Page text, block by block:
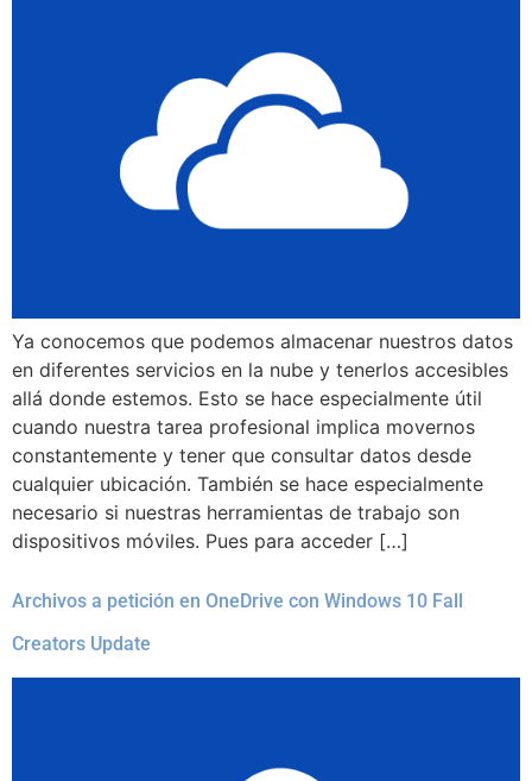
Ya conocemos que podemos almacenar nuestros datos
en diferentes servicios en la nube y tenerlos accesibles
allá donde estemos. Esto se hace especialmente útil
cuando nuestra tarea profesional implica movernos
constantemente y tener que consultar datos desde
cualquier ubicación. También se hace especialmente
necesario si nuestras herramientas de trabajo son
dispositivos móviles. Pues para acceder […]
Archivos a petición en OneDrive con Windows 10 Fall
Creators Update